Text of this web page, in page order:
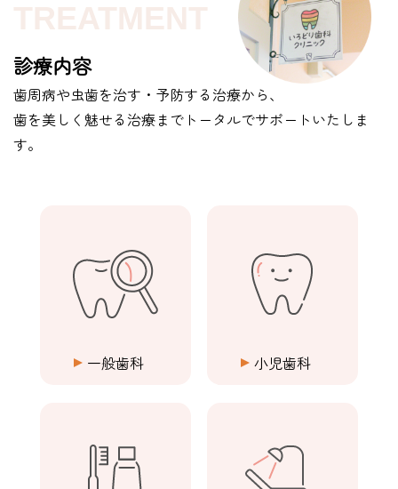
TREATMENT
診療内容
歯周病や虫歯を治す・予防する治療から、
歯を美しく魅せる治療までトータルでサポートいたしま
す。
一般歯科 小児歯科